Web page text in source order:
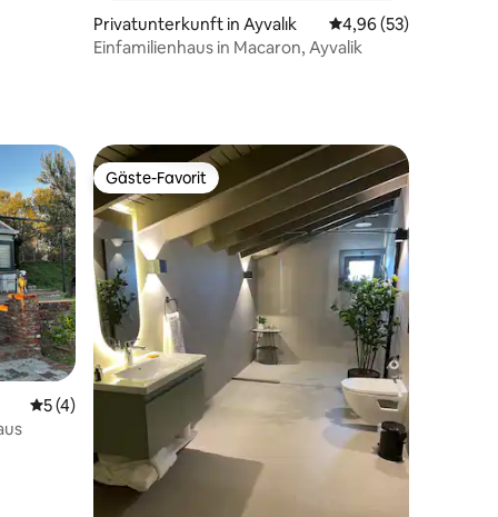
Privatunterkunft in Ayvalık Durchschnittliche
4,96 (53)
Einfamilienhaus in Macaron, Ayvalik
Durchschnittliche Bewertung: 5 von 5, 4 Bewertungen
5 (4)
Gäste-Favorit
Gäste-Favorit